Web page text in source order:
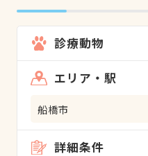
診療動物
エリア・駅
船橋市
詳細条件